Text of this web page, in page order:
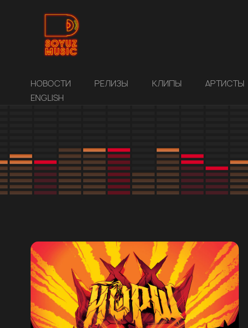
НОВОСТИ РЕЛИЗЫ КЛИПЫ АРТИСТЫ
ENGLISH